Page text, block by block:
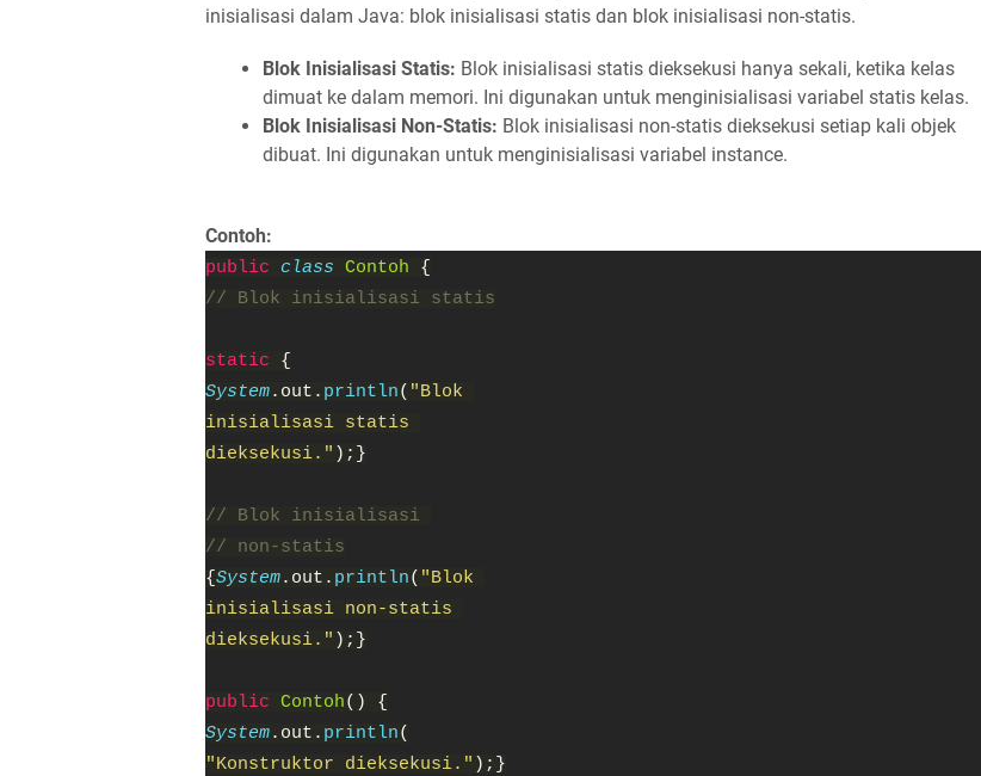
inisialisasi dalam Java: blok inisialisasi statis dan blok inisialisasi non-statis.
Blok Inisialisasi Statis: Blok inisialisasi statis dieksekusi hanya sekali, ketika kelas
dimuat ke dalam memori. Ini digunakan untuk menginisialisasi variabel statis kelas.
Blok Inisialisasi Non-Statis: Blok inisialisasi non-statis dieksekusi setiap kali objek
dibuat. Ini digunakan untuk menginisialisasi variabel instance.
Contoh:
public class Contoh {
// Blok inisialisasi statis
static {
System.out. println( "Blok
inisialisasi statis
dieksekusi." );}
// Blok inisialisasi
// non-statis
{System.out. println( "Blok
inisialisasi non-statis
dieksekusi." );}
public Contoh() {
System.out. println(
"Konstruktor dieksekusi." );}